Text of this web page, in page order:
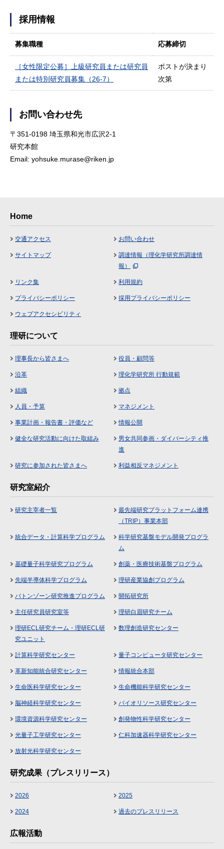
採用情報
募集職種 応募締切
［女性限定公募］上級研究員または研究員
または特別研究員募集（26-7）
ポストが決まり
次第
お問い合わせ先
〒351-0198 埼玉県和光市広沢2-1
研究本館
Email: yohsuke.murase@riken.jp
Home
交通アクセス お問い合わせ
サイトマップ
調達情報（理化学研究所調達情
報）
リンク集 利用規約
プライバシーポリシー 採用プライバシーポリシー
ウェブアクセシビリティ
理研について
理事長から皆さまへ 役員・顧問等
沿革 理化学研究所 行動規範
組織 拠点
人員・予算 マネジメント
事業計画・報告書・評価など 情報公開
健全な研究活動に向けた取組み
男女共同参画・ダイバーシティ推
進
研究に参加された皆さまへ 利益相反マネジメント
研究室紹介
研究主宰者一覧
最先端研究プラットフォーム連携
（TRIP）事業本部
統合データ・計算科学プログラム
科学研究基盤モデル開発プログラ
ム
基礎量子科学研究プログラム 創薬・医療技術基盤プログラム
先端半導体科学プログラム 理研産業協創プログラム
バトンゾーン研究推進プログラム 開拓研究所
主任研究員研究室等 理研白眉研究チーム
理研ECL研究チーム・理研ECL研
究ユニット
数理創造研究センター
計算科学研究センター 量子コンピュータ研究センター
革新知能統合研究センター 情報統合本部
生命医科学研究センター 生命機能科学研究センター
脳神経科学研究センター バイオリソース研究センター
環境資源科学研究センター 創発物性科学研究センター
光量子工学研究センター 仁科加速器科学研究センター
放射光科学研究センター
研究成果（プレスリリース）
2026 2025
2024 過去のプレスリリース
広報活動